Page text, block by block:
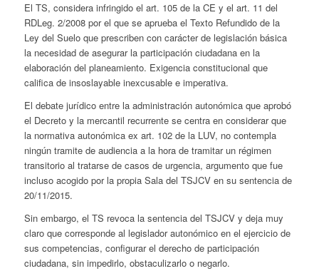
El TS, considera infringido el art. 105 de la CE y el art. 11 del
RDLeg. 2/2008 por el que se aprueba el Texto Refundido de la
Ley del Suelo que prescriben con carácter de legislación básica
la necesidad de asegurar la participación ciudadana en la
elaboración del planeamiento. Exigencia constitucional que
califica de insoslayable inexcusable e imperativa.
El debate jurídico entre la administración autonómica que aprobó
el Decreto y la mercantil recurrente se centra en considerar que
la normativa autonómica ex art. 102 de la LUV, no contempla
ningún tramite de audiencia a la hora de tramitar un régimen
transitorio al tratarse de casos de urgencia, argumento que fue
incluso acogido por la propia Sala del TSJCV en su sentencia de
20/11/2015.
Sin embargo, el TS revoca la sentencia del TSJCV y deja muy
claro que corresponde al legislador autonómico en el ejercicio de
sus competencias, configurar el derecho de participación
ciudadana, sin impedirlo, obstaculizarlo o negarlo.